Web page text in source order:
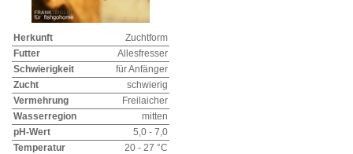
Herkunft
Zuchtform
Futter
Allesfresser
Schwierigkeit
für Anfänger
Zucht
schwierig
Vermehrung
Freilaicher
Wasserregion
mitten
pH-Wert
5,0 - 7,0
Temperatur
20 - 27 °C